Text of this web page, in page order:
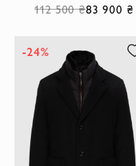
112 500 ₴83 900 ₴
-24%